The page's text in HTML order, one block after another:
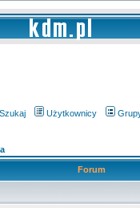
Szukaj Użytkownicy
Forum